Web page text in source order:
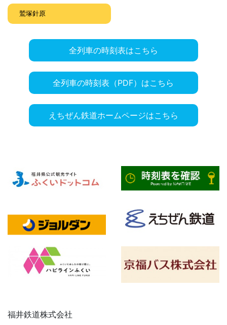
鷲塚針原
全列車の時刻表はこちら
全列車の時刻表（PDF）はこちら
えちぜん鉄道ホームページはこちら
福井鉄道株式会社